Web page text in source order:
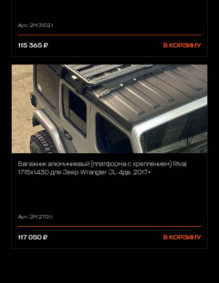
Арт.: 2M.3102.1
115 365 ₽ В КОРЗИНУ
Багажник алюминиевый (платформа с креплением) Rival
1715x1430 для Jeep Wrangler JL 4дв. 2017+
Арт.: 2M.2701.1
117 050 ₽ В КОРЗИНУ